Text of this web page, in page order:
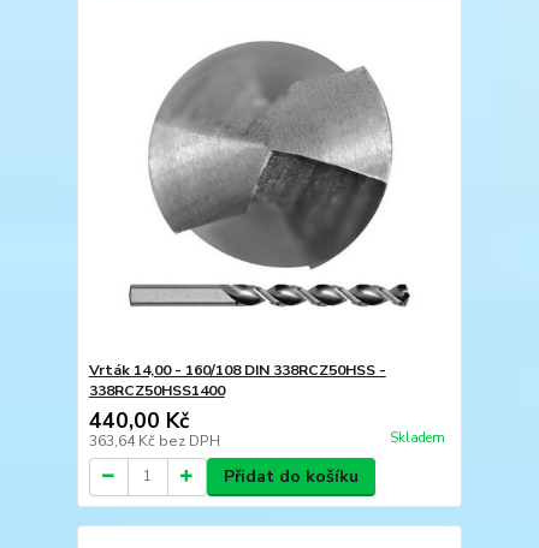
Vrták 14,00 - 160/108 DIN 338RCZ50HSS -
338RCZ50HSS1400
440,00 Kč
363,64 Kč bez DPH Skladem
Přidat do košíku